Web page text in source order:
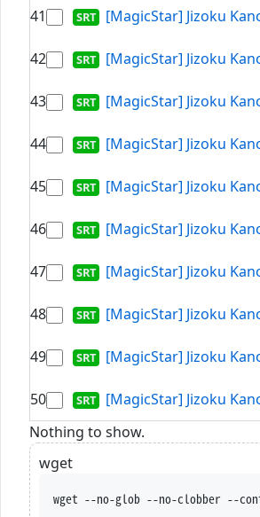
41
[MagicStar] Jizoku
42
[MagicStar] Jizoku
43
[MagicStar] Jizoku
44
[MagicStar] Jizoku
45
[MagicStar] Jizoku
46
[MagicStar] Jizoku
47
[MagicStar] Jizoku
48
[MagicStar] Jizoku
49
[MagicStar] Jizoku
50
[MagicStar] Jizoku
Nothing to show.
wget
wget --no-glob --